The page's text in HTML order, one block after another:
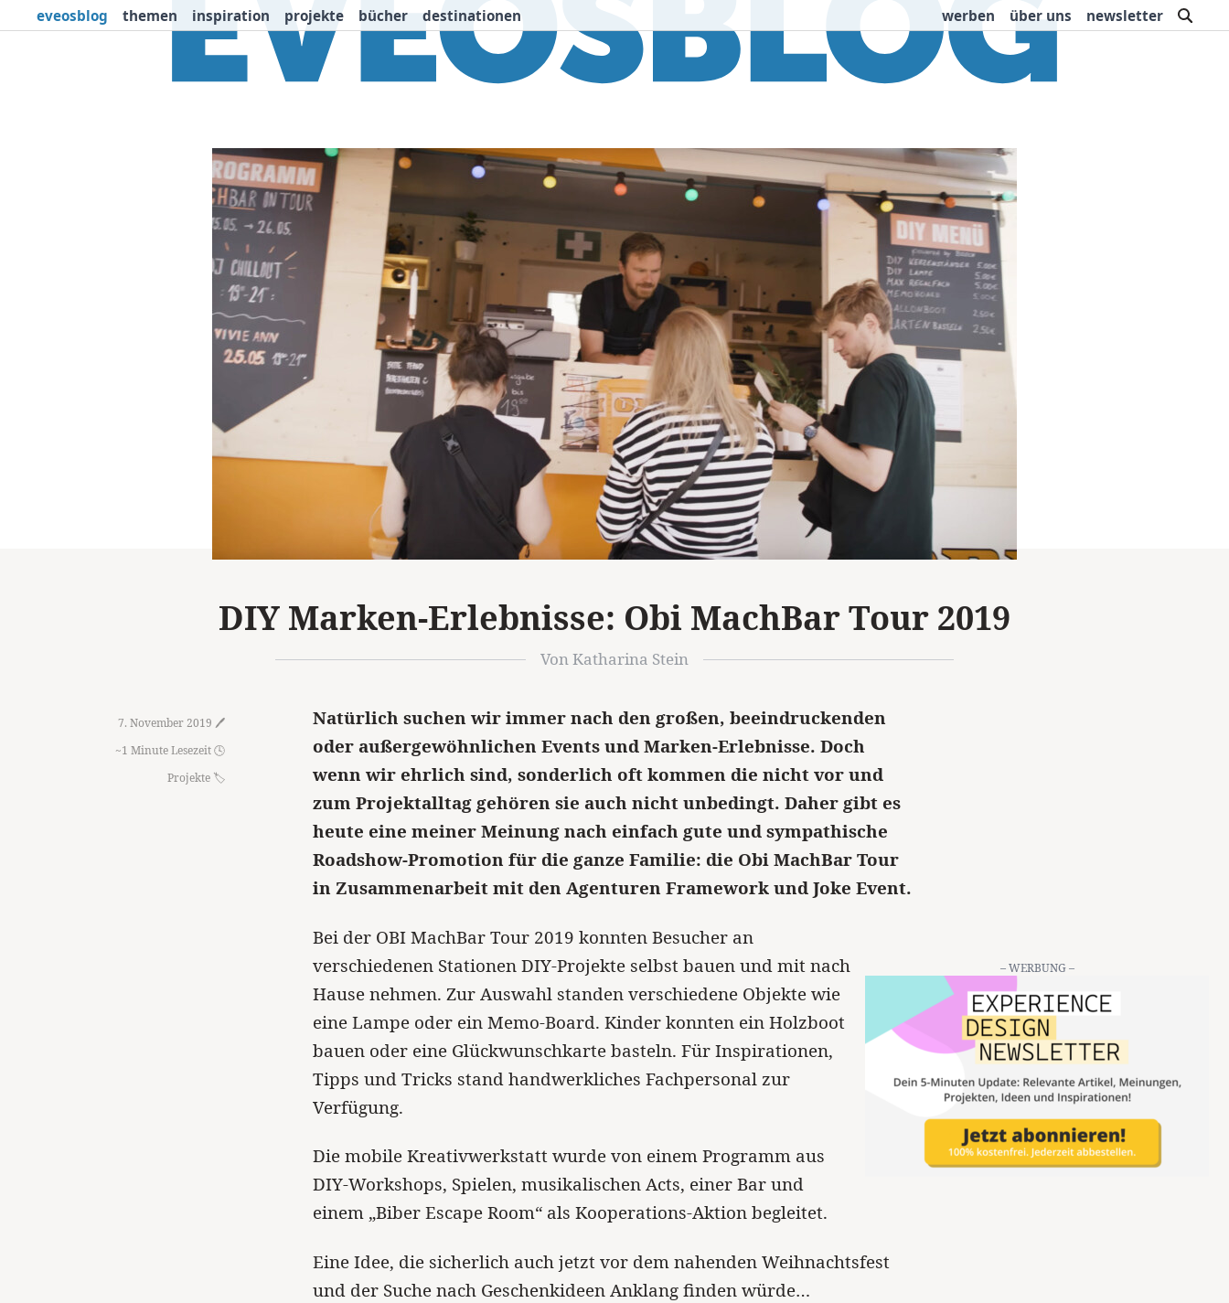
eveosblog themen inspiration projekte bücher destinationen werben über uns newsletter
Projekte Inspiration Destinationen Über uns Werbung
Buchtipps
DIY Marken-Erlebnisse: Obi MachBar Tour 2019
Von Katharina Stein
7. November 2019 🖊️
~1 Minute Lesezeit 🕓
Projekte
Natürlich suchen wir immer nach den großen, beeindruckenden
oder außergewöhnlichen Events und Marken-Erlebnisse. Doch
wenn wir ehrlich sind, sonderlich oft kommen die nicht vor und
zum Projektalltag gehören sie auch nicht unbedingt. Daher gibt es
heute eine meiner Meinung nach einfach gute und sympathische
Roadshow-Promotion für die ganze Familie: die Obi MachBar Tour
in Zusammenarbeit mit den Agenturen Framework und Joke Event.
– WERBUNG –
Bei der OBI MachBar Tour 2019 konnten Besucher an
verschiedenen Stationen DIY-Projekte selbst bauen und mit nach
Hause nehmen. Zur Auswahl standen verschiedene Objekte wie
eine Lampe oder ein Memo-Board. Kinder konnten ein Holzboot
bauen oder eine Glückwunschkarte basteln. Für Inspirationen,
Tipps und Tricks stand handwerkliches Fachpersonal zur
Verfügung.
Die mobile Kreativwerkstatt wurde von einem Programm aus
DIY-Workshops, Spielen, musikalischen Acts, einer Bar und
einem „Biber Escape Room“ als Kooperations-Aktion begleitet.
Eine Idee, die sicherlich auch jetzt vor dem nahenden Weihnachtsfest
und der Suche nach Geschenkideen Anklang finden würde…